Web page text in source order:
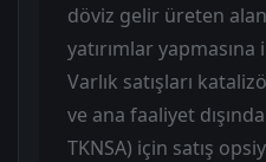
döviz gelir üreten
yatırımlar yapmasına
Varlık satışları
ve ana faaliyet
TKNSA) için satış